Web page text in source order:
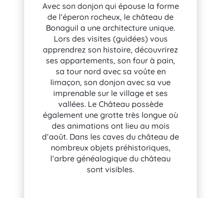
Avec son donjon qui épouse la forme
de l’éperon rocheux, le château de
Bonaguil a une architecture unique.
Lors des visites (guidées) vous
apprendrez son histoire, découvrirez
ses appartements, son four à pain,
sa tour nord avec sa voûte en
limaçon, son donjon avec sa vue
imprenable sur le village et ses
vallées. Le Château possède
également une grotte très longue où
des animations ont lieu au mois
d’août. Dans les caves du château de
nombreux objets préhistoriques,
l’arbre généalogique du château
sont visibles.